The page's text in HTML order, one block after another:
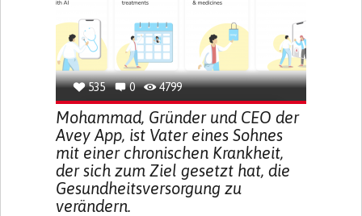
535 0 4799
Mohammad, Gründer und CEO der
Avey App, ist Vater eines Sohnes
mit einer chronischen Krankheit,
der sich zum Ziel gesetzt hat, die
Gesundheitsversorgung zu
verändern.